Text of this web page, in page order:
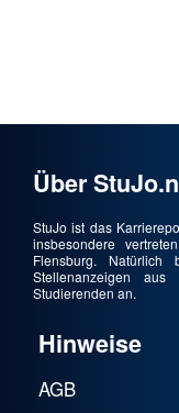
Über
StuJo ist das
insbesondere
Flensburg.
Stellenanzeigen
Studierenden an.
Hinweise
AGB